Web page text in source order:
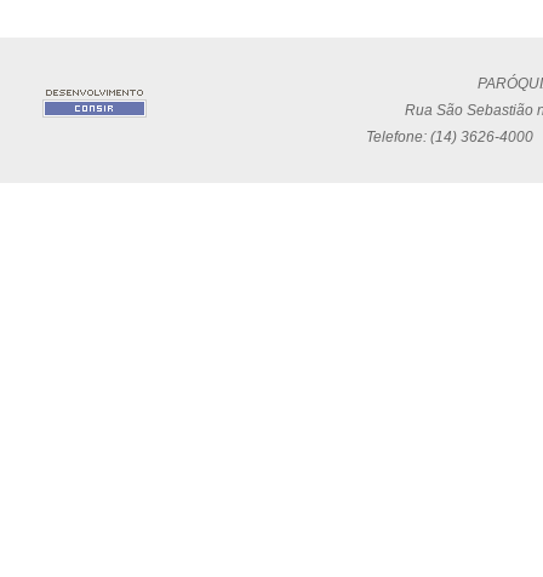
Rua São Sebastião
Telefone: (14) 3626-